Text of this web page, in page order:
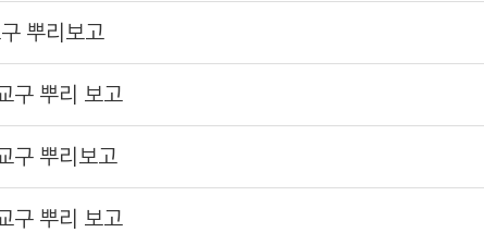
뿌리보고
구 뿌리 보고
구 뿌리보고
구 뿌리 보고